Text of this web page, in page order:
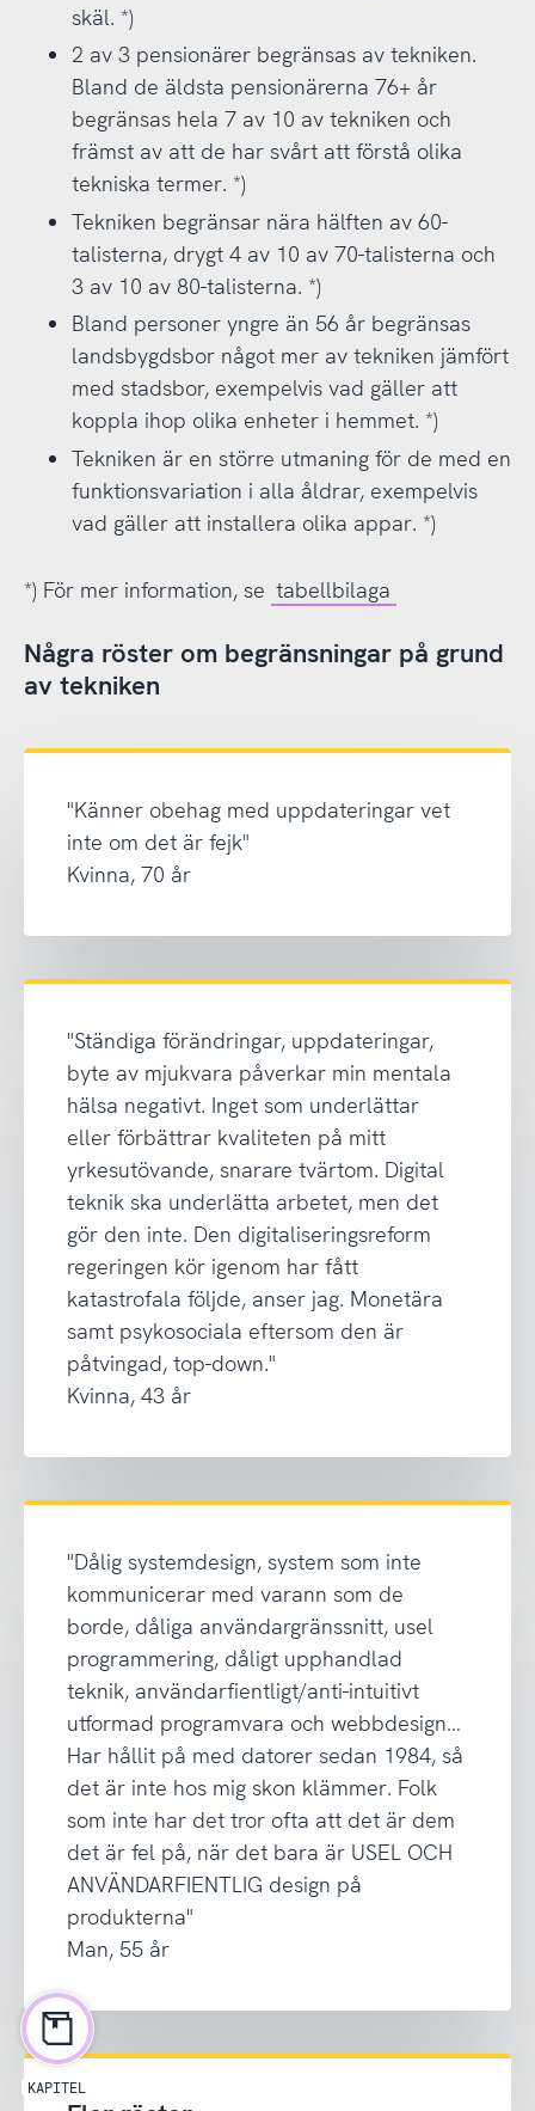
skäl. *)
2 av 3 pensionärer begränsas av tekniken.
Bland de äldsta pensionärerna 76+ år
begränsas hela 7 av 10 av tekniken och
främst av att de har svårt att förstå olika
tekniska termer. *)
Tekniken begränsar nära hälften av 60-
talisterna, drygt 4 av 10 av 70-talisterna och
3 av 10 av 80-talisterna. *)
Bland personer yngre än 56 år begränsas
landsbygdsbor något mer av tekniken jämfört
med stadsbor, exempelvis vad gäller att
koppla ihop olika enheter i hemmet. *)
Tekniken är en större utmaning för de med en
funktionsvariation i alla åldrar, exempelvis
vad gäller att installera olika appar. *)
*) För mer information, se tabellbilaga
Några röster om begränsningar på grund
av tekniken
"Känner obehag med uppdateringar vet
inte om det är fejk"
Kvinna, 70 år
"Ständiga förändringar, uppdateringar,
byte av mjukvara påverkar min mentala
hälsa negativt. Inget som underlättar
eller förbättrar kvaliteten på mitt
yrkesutövande, snarare tvärtom. Digital
teknik ska underlätta arbetet, men det
gör den inte. Den digitaliseringsreform
regeringen kör igenom har fått
katastrofala följde, anser jag. Monetära
samt psykosociala eftersom den är
påtvingad, top-down."
Kvinna, 43 år
"Dålig systemdesign, system som inte
kommunicerar med varann som de
borde, dåliga användargränssnitt, usel
programmering, dåligt upphandlad
teknik, användarfientligt/anti-intuitivt
utformad programvara och webbdesign…
Har hållit på med datorer sedan 1984, så
det är inte hos mig skon klämmer. Folk
som inte har det tror ofta att det är dem
det är fel på, när det bara är USEL OCH
ANVÄNDARFIENTLIG design på
produkterna"
Man, 55 år
KAPITEL